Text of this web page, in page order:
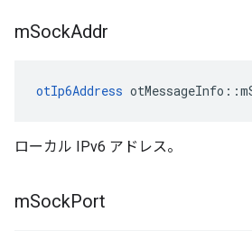
mSockAddr
otIp6Address otMessageInfo ::
ローカル IPv6 アドレス。
mSockPort